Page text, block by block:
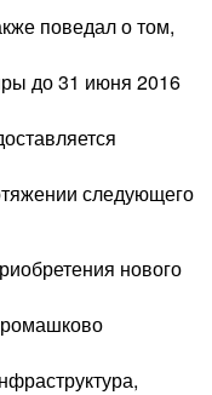
поведал о том,
до 31 июня 2016
следующего
нового